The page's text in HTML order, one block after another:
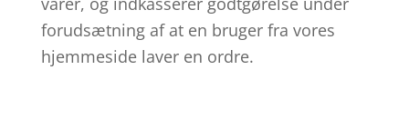
forudsætning af at en bruger fra vores
hjemmeside laver en ordre.